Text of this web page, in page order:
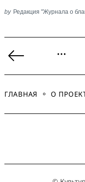
by Редакция "Журнала о
записей
Previous
Page
…
ГЛАВНАЯ О